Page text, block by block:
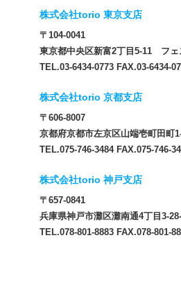
株式会社torio 東京支店
〒104-0041
東京都中央区新富2丁目5-11 フェ
TEL.03-6434-0773 FAX.03-6434-
株式会社torio 京都支店
〒606-8007
京都府京都市左京区山端壱町田
TEL.075-746-3484 FAX.075-746-
株式会社torio 神戸支店
〒657-0841
兵庫県神戸市灘区灘南通4丁目3-
TEL.078-801-8883 FAX.078-801-